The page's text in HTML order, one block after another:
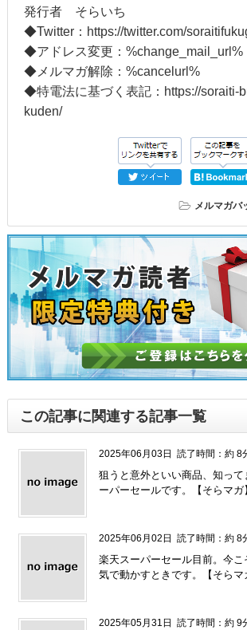
発行者 そらいち
◆Twitter：https://twitter.com/
◆アドレス変更：%change_mail_url%
◆メルマガ解除：%cancelurl%
◆特電法に基づく表記：https://soraiti-
kuden/
メルマガバ
この記事に関連する記事一覧
2025年06月03日 読了時間：約 8
狙うと意外といい商品、知っ
ーパーセールです。【そらマガ
2025年06月02日 読了時間：約 8
楽天スーパーセール目前。今
気で動かすときです。【そらマ
2025年05月31日 読了時間：約 9